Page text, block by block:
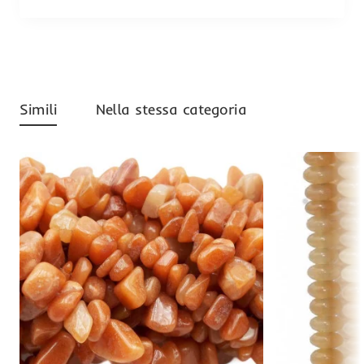
Simili Nella stessa categoria